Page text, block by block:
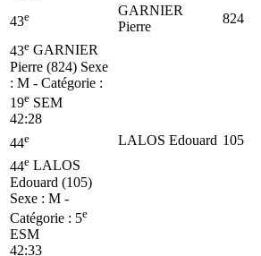
43e
GARNIER
Pierre
824
43e GARNIER
Pierre (824) Sexe
: M - Catégorie :
19e SEM
42:28
44e LALOS Edouard 105
44e LALOS
Edouard (105)
Sexe : M -
Catégorie : 5e
ESM
42:33